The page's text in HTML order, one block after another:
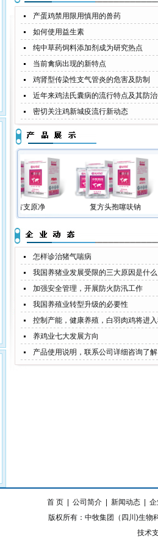
产蛋鸡禁用限用慎用的兽药
如何使用益生素
纯中草药饲料添加剂成为研究热点
当前禽病出现的新特点
鸡肾型传染性支气管炎的危害及防制
近年来鸡法氏囊病的流行特点及其防
密切关注鸡新城疫流行新动态
复方支原净 复方头孢噻呋钠
怎样诊治猪气喘病
我国养猪业发展受限的三大原因是什
加强安全管理，开展防火防汛工作
我国养殖业转型升级的必要性
控制产能，健康养殖，白羽肉鸡将进
养鸡业七大发展方向
产品使用说明，联系公司详细咨询了解
首 页 公司简介 新闻动态 企
版权所有：中牧集团（四川)生物
技术